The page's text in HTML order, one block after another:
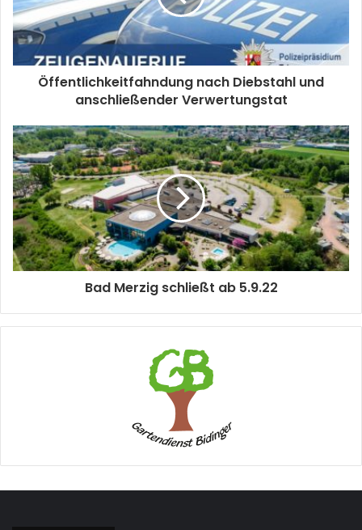
Öffentlichkeitfahndung nach Diebstahl und
anschließender Verwertungstat
Bad Merzig schließt ab 5.9.22